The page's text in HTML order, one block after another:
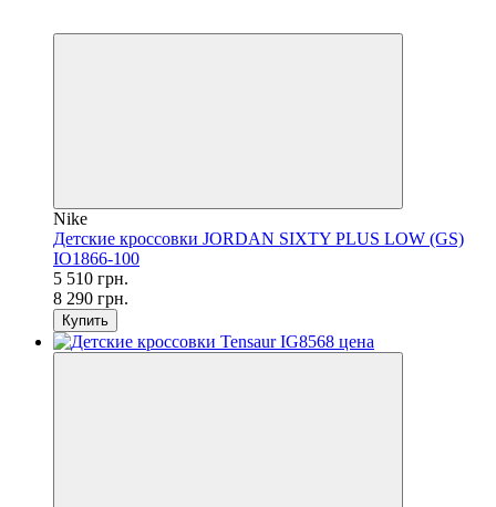
Nike
Детские кроссовки JORDAN SIXTY PLUS LOW (GS)
IO1866-100
5 510 грн.
8 290 грн.
Купить